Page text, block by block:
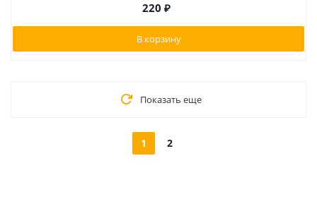
220 ₽
В корзину
Показать еще
1 2